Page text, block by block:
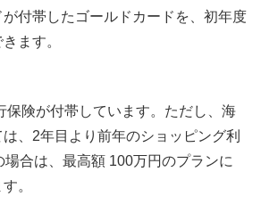
付帯したゴールドカードを、初年度
ます。
保険が付帯しています。ただし、海
、2年目より前年のショッピング利
場合は、最高額 100万円のプランに
。